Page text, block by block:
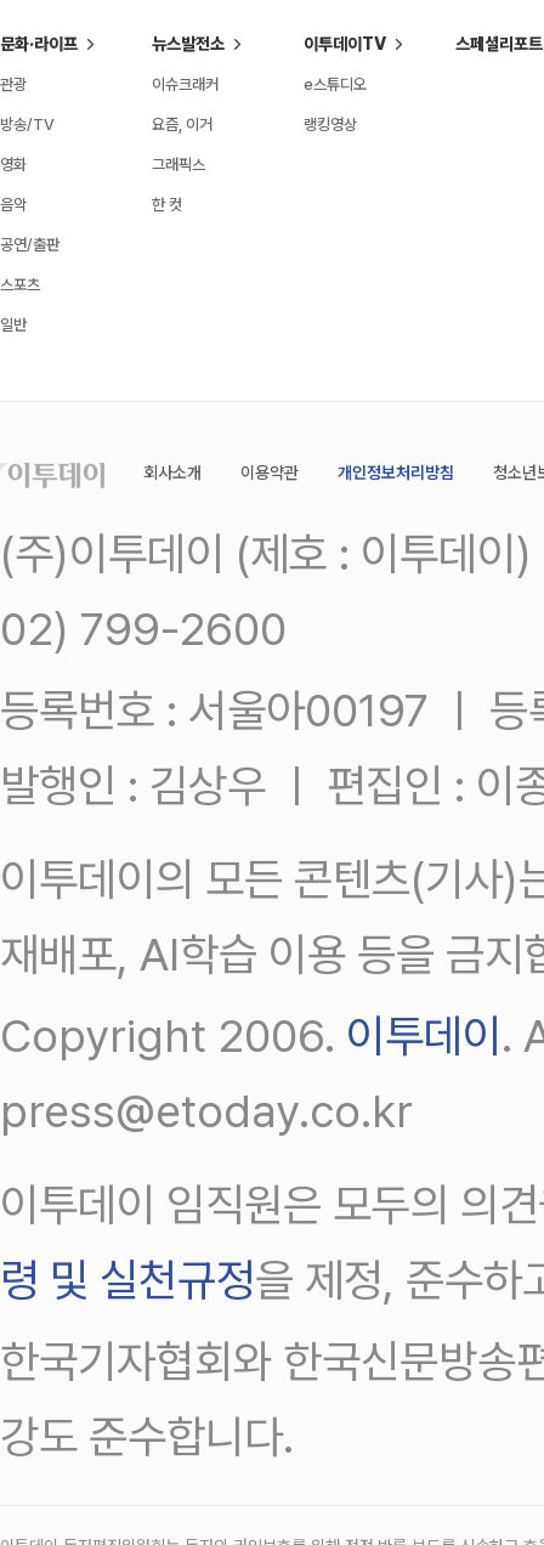
문화·라이프
관광
방송/TV
영화
음악
공연/출판
스포츠
일반
뉴스발전소
이슈크래커
요즘, 이거
그래픽스
한 컷
이투데이TV
e스튜디오
랭킹영상
스페셜리포트
회사소개 이용약관 개인정보처리방침 청소년
(주)이투데이 (제호 : 이투데
02) 799-2600
등록번호 : 서울아00197 ㅣ
발행인 : 김상우 ㅣ 편집인 : 이
이투데이의 모든 콘텐츠(기사)
재배포, AI학습 이용 등을 금지
Copyright 2006. 이투데이.
press@etoday.co.kr
이투데이 임직원은 모두의 의
령 및 실천규정을 제정, 준수하
한국기자협회와 한국신문방송
강도 준수합니다.